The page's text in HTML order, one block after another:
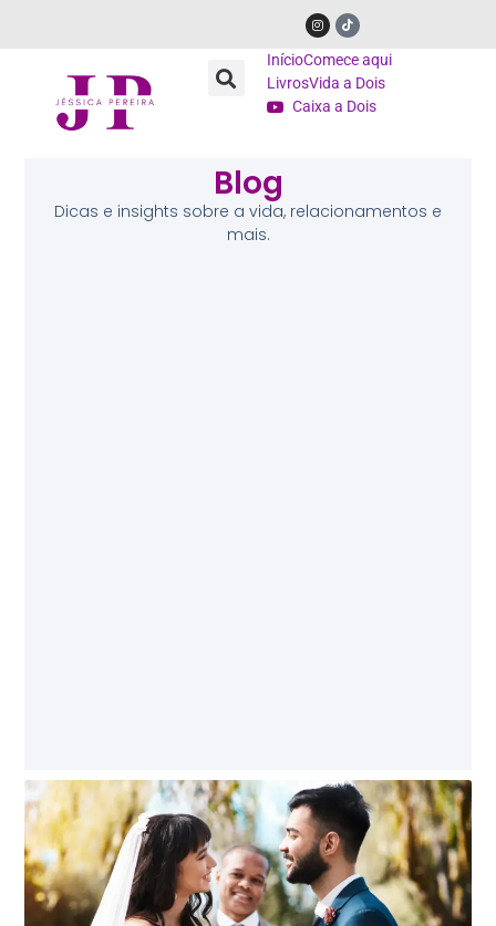
InícioComece aqui
LivrosVida a Dois
Caixa a Dois
Blog
Dicas e insights sobre a vida, relacionamentos e
mais.